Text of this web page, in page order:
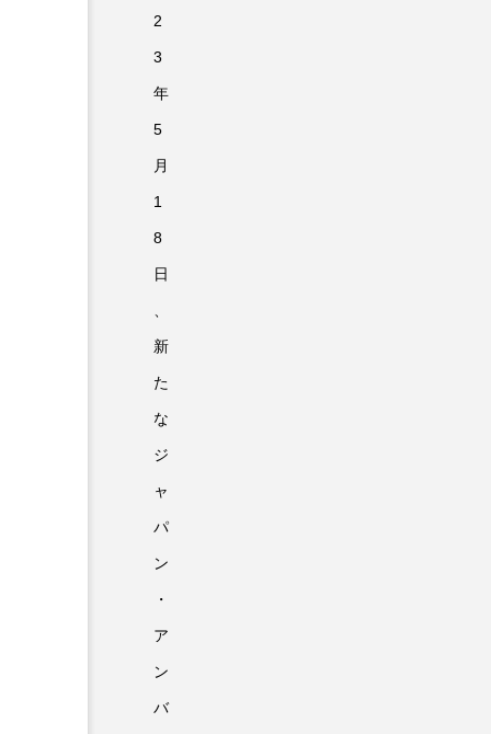
2
3
年
5
月
1
8
日
新
た
な
ジ
ャ
パ
ン
・
ア
ン
バ